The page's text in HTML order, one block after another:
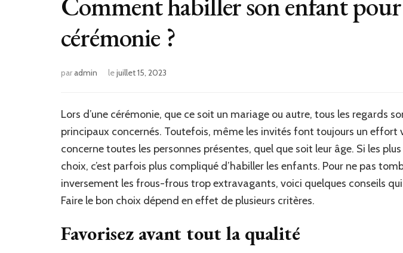
cérémonie ?
paradmin lejuillet 15, 2023
Lors d’une cérémonie, que ce soit un mariage ou autre, tous les regards
principaux concernés. Toutefois, même les invités font toujours un effort
concerne toutes les personnes présentes, quel que soit leur âge. Si les
choix, c’est parfois plus compliqué d’habiller les enfants. Pour ne pas
inversement les frous-frous trop extravagants, voici quelques conseils
Faire le bon choix dépend en effet de plusieurs critères.
Favorisez avant tout la qualité